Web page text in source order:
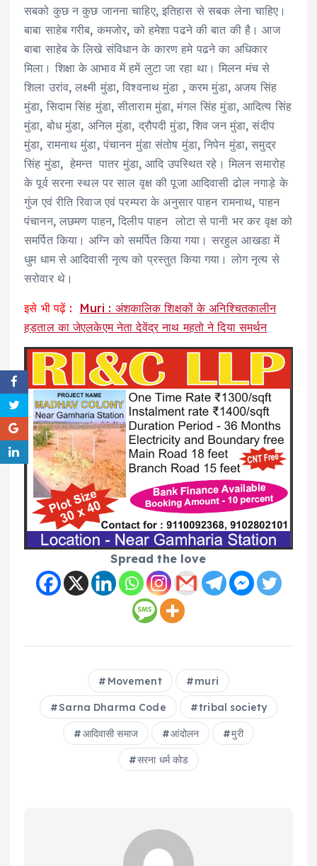
सबको कुछ न कुछ जानना चाहिए, इतिहास से सबक लेना चाहिए।
बाबा साहेब गरीब, कमजोर, को हमेशा पढने की बात की है। आज
बाबा साहेब के लिखे संविधान के कारण हमे पढने का अधिकार
मिला। शिक्षा के आभाव में हमें लुटा जा रहा था। मिलन मंच से
शिला उरांव, लक्ष्मी मुंडा, विश्वनाथ मुंडा , करम मुंडा, अजय सिंह
मुंडा, सिदाम सिंह मुंडा, सीताराम मुंडा, मंगल सिंह मुंडा, आदित्य सिंह
मुंडा, बोध मुंडा, अनिल मुंडा, द्रौपदी मुंडा, शिव जन मुंडा, संदीप
मुंडा, रामनाथ मुंडा, पंचानन मुंडा संतोष मुंडा, निपेन मुंडा, समुद्र
सिंह मुंडा, हेमन्त पातर मुंडा, आदि उपस्थित रहे। मिलन समारोह
के पूर्व सरना स्थल पर साल वृक्ष की पूजा आदिवासी ढोल नगाड़े के
गुंज एवं रीति रिवाज एवं परम्परा के अनुसार पाहन रामनाथ, पाहन
पंचानन, लछमण पाहन, दिलीप पाहन लोटा से पानी भर कर वृक्ष को
समर्पित किया। अग्नि को समर्पित किया गया। सरहुल आखडा में
धुम धाम से आदिवासी नृत्य को प्रस्तुत किया गया। लोग नृत्य से
सरोवार थे।
इसे भी पढ़ें : Muri : अंशकालिक शिक्षकों के अनिश्चितकालीन
हड़ताल का जेएलकेएम नेता देवेंद्र नाथ महतो ने दिया समर्थन
Spread the love
Movement muri
Sarna Dharma Code tribal society
आदिवासी समाज आंदोलन मुरी
सरना धर्म कोड